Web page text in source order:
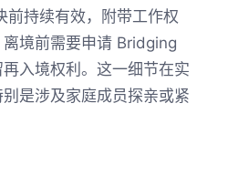
前持续有效，附带工作权
境前需要申请 Bridging
入境权利。这一细节在实
是涉及家庭成员探亲或紧